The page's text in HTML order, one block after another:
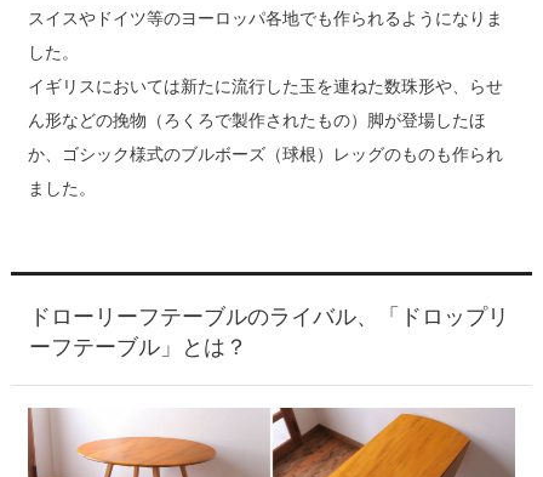
スイスやドイツ等のヨーロッパ各地でも作られるようになりま
した。
イギリスにおいては新たに流行した玉を連ねた数珠形や、らせ
ん形などの挽物（ろくろで製作されたもの）脚が登場したほ
か、ゴシック様式のブルボーズ（球根）レッグのものも作られ
ました。
ドローリーフテーブルのライバル、「ドロップリ
ーフテーブル」とは？